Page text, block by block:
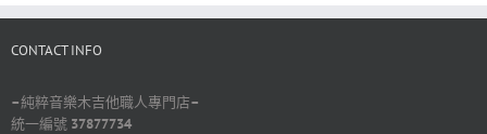
CONTACT INFO
–純粹音樂木吉他職人專門店–
統一編號 37877734